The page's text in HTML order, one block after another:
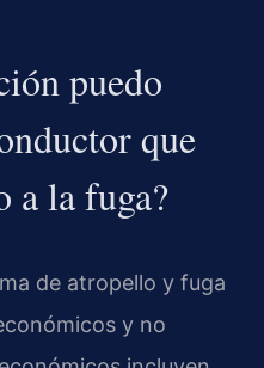
puedo
que
a la fuga?
de atropello y fuga
y no